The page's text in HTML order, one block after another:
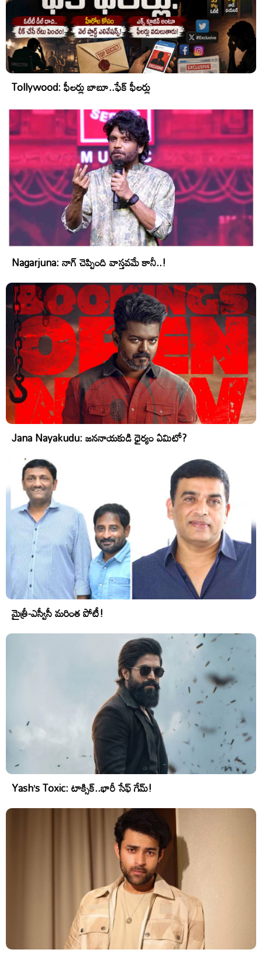
Tollywood: ఫీలర్లు బాబూ..ఫేక్ ఫీలర్లు
Nagarjuna: నాగ్ చెప్పింది వాస్తవమే కానీ..!
Jana Nayakudu: జననాయకుడి ధైర్యం ఏమిటో?
మైత్రీ-ఎస్వీసీ మరింత పోటీ!
Yash’s Toxic: టాక్సిక్..భారీ సేఫ్ గేమ్!